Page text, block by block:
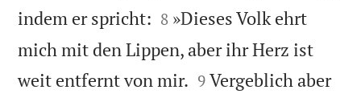
indem er spricht: 

8 »Dieses Volk ehrt
mich mit den Lippen, aber ihr Herz ist
weit entfernt von mir. 

9 Vergeblich aber